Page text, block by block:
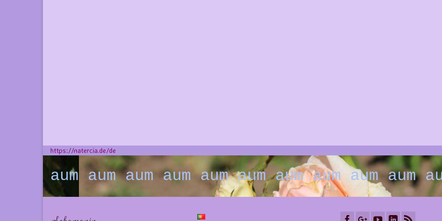
https://natercia.de/de
aum aum aum aum aum aum aum aum aum aum